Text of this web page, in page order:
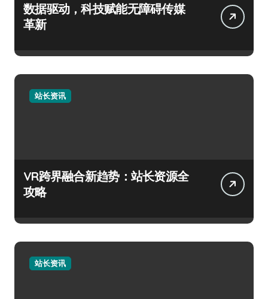
数据驱动，科技赋能无障碍传媒
革新
站长资讯
VR跨界融合新趋势：站长资源全
攻略
站长资讯